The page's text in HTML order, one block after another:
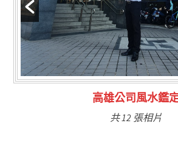
林氏福主量子
共 6 張相